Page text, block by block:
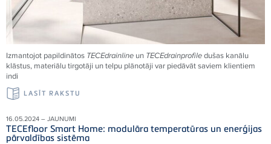
Izmantojot papildinātos TECEdrainline un TECEdrainprofiledušas kanālu
klāstus, materiālu tirgotāji un telpu plānotāji var piedāvāt saviem klientiem
indi
LASĪT RAKSTU
16.05.2024 – JAUNUMI
TECEfloor Smart Home: modulāra temperatūras un enerģijas
pārvaldības sistēma